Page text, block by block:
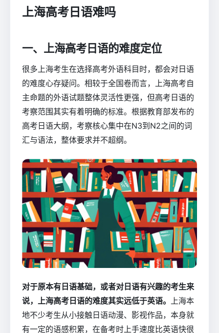
上海高考日语难吗
一、上海高考日语的难度定位
很多上海考生在选择高考外语科目时，都会对日语
的难度心存疑问。相较于全国卷而言，上海高考自
主命题的外语试题整体灵活性更强，但高考日语的
考察范围其实有着明确的标准。根据教育部发布的
高考日语大纲，考察核心集中在N3到N2之间的词
汇与语法，整体要求并不超纲。
对于原本有日语基础，或者对日语有兴趣的考生来
说，上海高考日语的难度其实远低于英语。 上海本
地不少考生从小接触日语动漫、影视作品，本身就
有一定的语感积累，在备考时上手速度比英语快很